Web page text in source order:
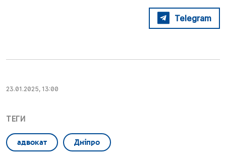
Telegram
23.01.2025, 13:00
ТЕГИ
адвокат Дніпро